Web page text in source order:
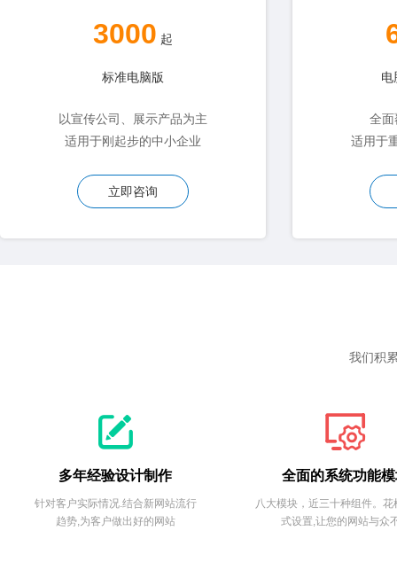
3000 起
标准电脑版
以宣传公司、展示产品为主
适用于刚起步的中小企业
立即咨询
电
全面
适用于
我们积

多年经验设计制作
针对客户实际情况.结合新网站流行
趋势,为客户做出好的网站

全面的系统功能
八大模块，近三十种组件。花
式设置,让您的网站与众